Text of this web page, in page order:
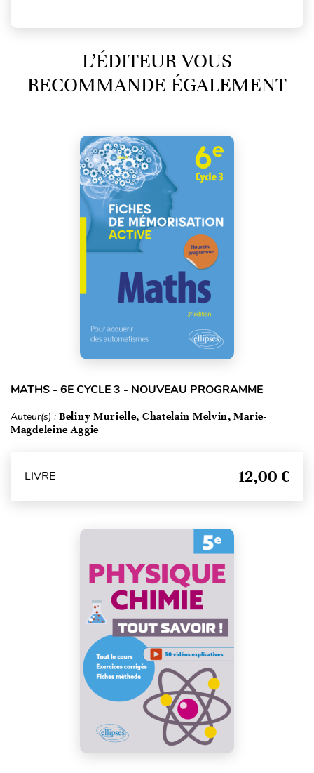
L’ÉDITEUR VOUS
RECOMMANDE ÉGALEMENT
MATHS - 6E CYCLE 3 - NOUVEAU PROGRAMME
Auteur(s) : Beliny Murielle, Chatelain Melvin, Marie-
Magdeleine Aggie
LIVRE 12,00 €